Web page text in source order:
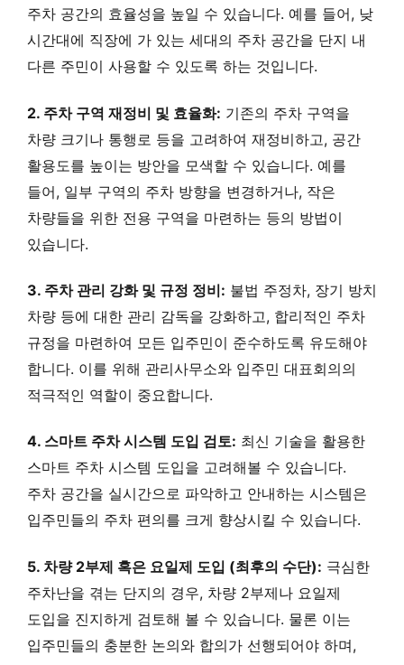
주차 공간의 효율성을 높일 수 있습니다. 예를 들어, 낮
시간대에 직장에 가 있는 세대의 주차 공간을 단지 내
다른 주민이 사용할 수 있도록 하는 것입니다.
2. 주차 구역 재정비 및 효율화: 기존의 주차 구역을
차량 크기나 통행로 등을 고려하여 재정비하고, 공간
활용도를 높이는 방안을 모색할 수 있습니다. 예를
들어, 일부 구역의 주차 방향을 변경하거나, 작은
차량들을 위한 전용 구역을 마련하는 등의 방법이
있습니다.
3. 주차 관리 강화 및 규정 정비: 불법 주정차, 장기 방치
차량 등에 대한 관리 감독을 강화하고, 합리적인 주차
규정을 마련하여 모든 입주민이 준수하도록 유도해야
합니다. 이를 위해 관리사무소와 입주민 대표회의의
적극적인 역할이 중요합니다.
4. 스마트 주차 시스템 도입 검토: 최신 기술을 활용한
스마트 주차 시스템 도입을 고려해볼 수 있습니다.
주차 공간을 실시간으로 파악하고 안내하는 시스템은
입주민들의 주차 편의를 크게 향상시킬 수 있습니다.
5. 차량 2부제 혹은 요일제 도입 (최후의 수단): 극심한
주차난을 겪는 단지의 경우, 차량 2부제나 요일제
도입을 진지하게 검토해 볼 수 있습니다. 물론 이는
입주민들의 충분한 논의와 합의가 선행되어야 하며,